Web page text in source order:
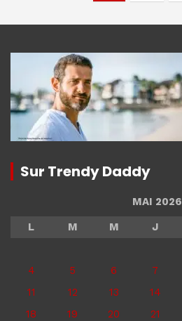
articles
Sur Trendy Daddy
MAI 2026
L
M M J
4
5 6 7
11
12 13 14
18
19 20 21